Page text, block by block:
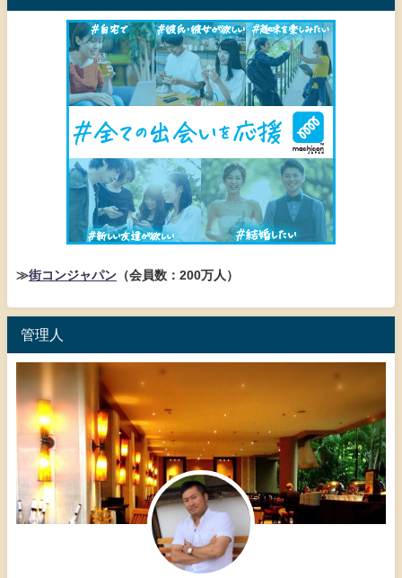
≫街コンジャパン （会員数：200万人）
管理人